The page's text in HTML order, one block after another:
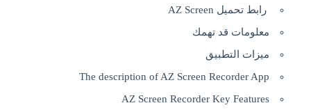
رابط تحميل AZ Screen
معلومات قد تهمك
ميزات التطبيق
The description of AZ Screen Recorder App
AZ Screen Recorder Key Features